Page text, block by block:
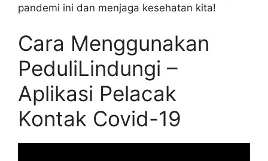
pandemi ini dan menjaga kesehatan kita!
Cara Menggunakan
PeduliLindungi –
Aplikasi Pelacak
Kontak Covid-19